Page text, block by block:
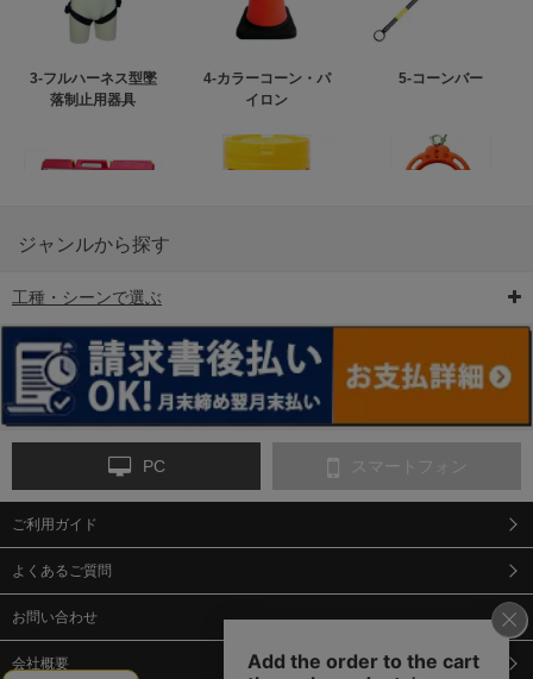
3-フルハーネス型墜
落制止用器具
4-カラーコーン・パ
イロン
5-コーンバー
6-矢印板/LED矢印板
ンス
9-点字マット・タイ
ジャンルから探す
工種・シーンで選ぶ
PC スマートフォン
ご利用ガイド
よくあるご質問
お問い合わせ
会社概要